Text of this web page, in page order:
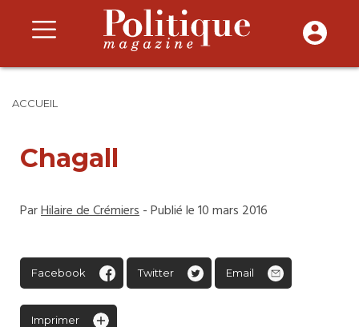
ACCUEIL
Chagall
ParHilaire de Crémiers- Publié le 10 mars 2016
Facebook Twitter Email
Imprimer